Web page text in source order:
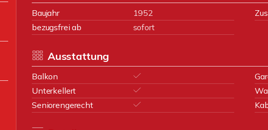
Baujahr 1952
bezugsfrei ab
sofort
Ausstattung
Balkon
Unterkellert
Seniorengerecht